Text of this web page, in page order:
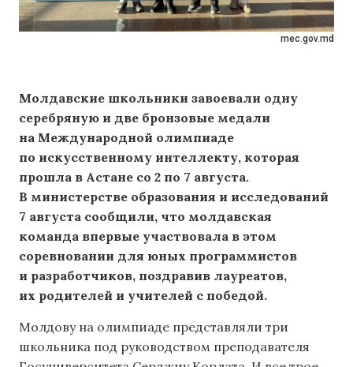
mec.gov.md
Молдавские школьники завоевали одну
серебряную и две бронзовые медали
на Международной олимпиаде
по искусственному интеллекту, которая
прошла в Астане со 2 по 7 августа.
В министерстве образования и исследований
7 августа сообщили, что молдавская
команда впервые участвовала в этом
соревновании для юных программистов
и разработчиков, поздравив лауреатов,
их родителей и учителей с победой.
Молдову на олимпиаде представляли три
школьника под руководством преподавателя